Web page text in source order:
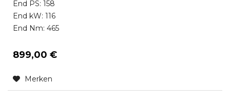
End PS: 158
End kW: 116
End Nm: 465
899,00 €
Merken